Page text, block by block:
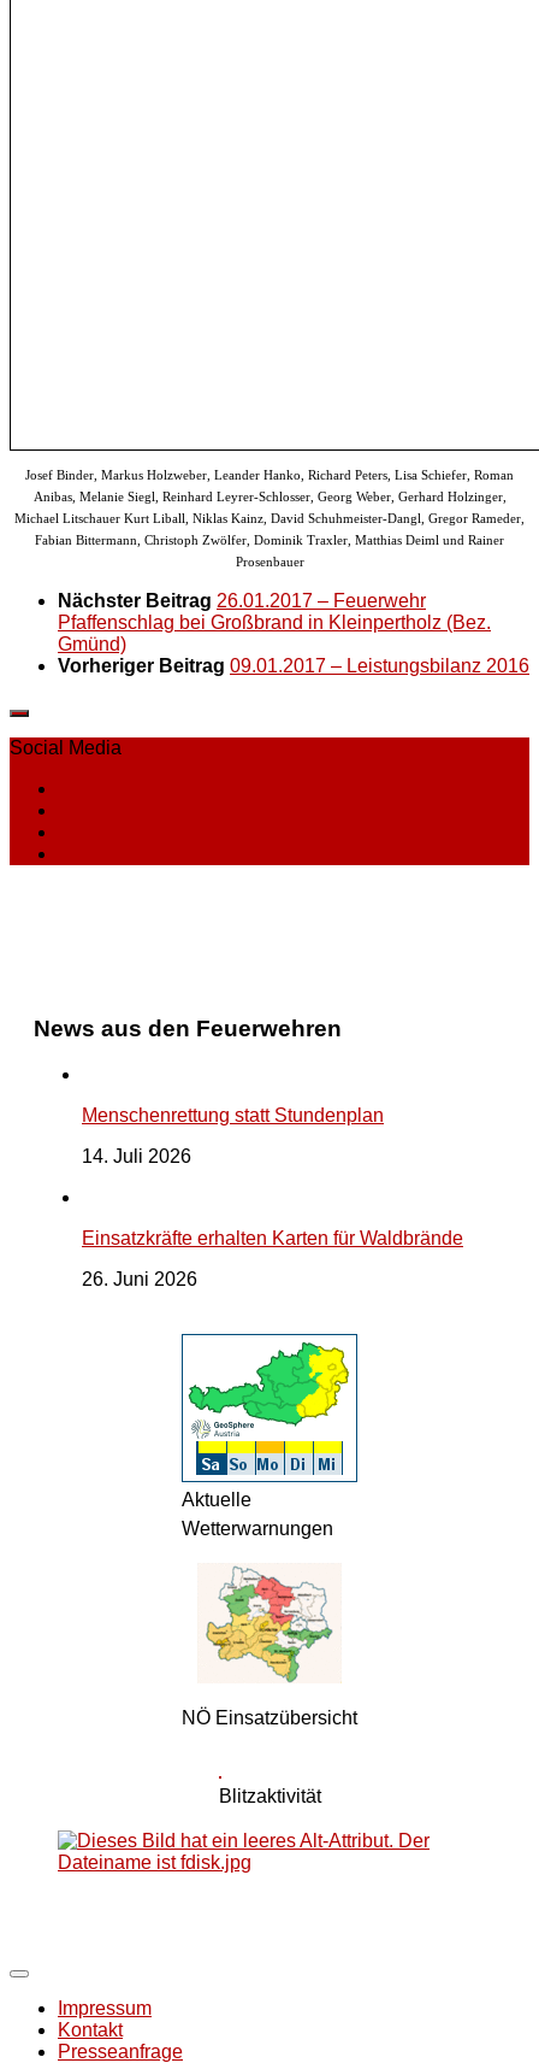
Josef Binder, Markus Holzweber, Leander Hanko, Richard Peters, Lisa Schiefer, Roman
Anibas, Melanie Siegl, Reinhard Leyrer-Schlosser, Georg Weber, Gerhard Holzinger,
Michael Litschauer Kurt Liball, Niklas Kainz, David Schuhmeister-Dangl, Gregor Rameder,
Fabian Bittermann, Christoph Zwölfer, Dominik Traxler, Matthias Deiml und Rainer
Prosenbauer
Nächster Beitrag 26.01.2017 – Feuerwehr
Pfaffenschlag bei Großbrand in Kleinpertholz (Bez.
Gmünd)
Vorheriger Beitrag 09.01.2017 – Leistungsbilanz 2016
Social Media
News aus den Feuerwehren
Menschenrettung statt Stundenplan
14. Juli 2026
Einsatzkräfte erhalten Karten für Waldbrände
26. Juni 2026
Aktuelle
Wetterwarnungen
NÖ Einsatzübersicht
Blitzaktivität
Impressum
Kontakt
Presseanfrage